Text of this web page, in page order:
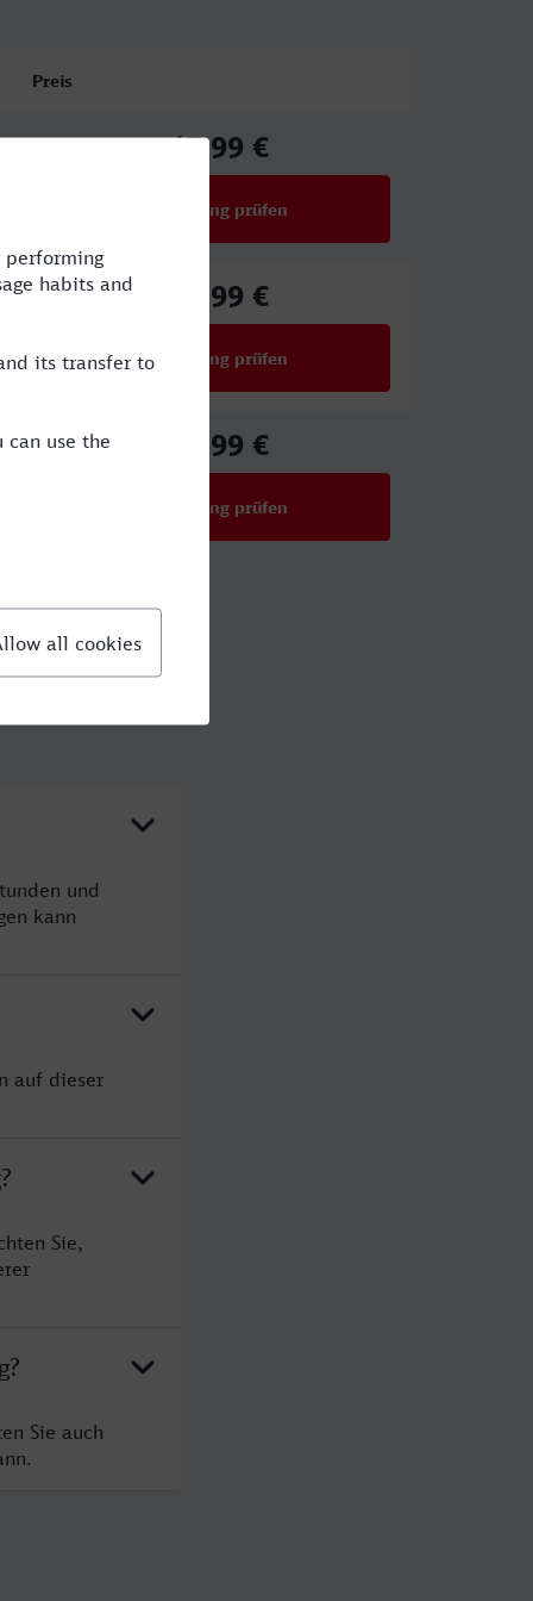
Preis
47,99 €
Verbindung prüfen
35,99 €
Verbindung prüfen
44,99 €
Verbindung prüfen
und
kann
auf dieser
Sie,
Sie auch